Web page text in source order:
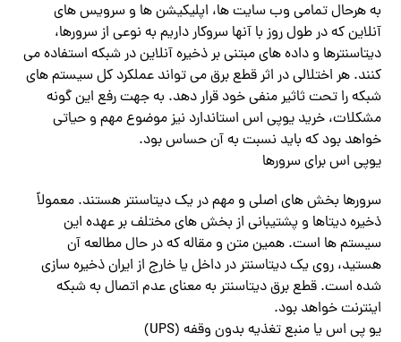
به هرحال تمامی وب سایت ها، اپلیکیشن ها و سرویس های
آنلاین که در طول روز با آنها سروکار داریم به نوعی از سرورها،
دیتاسنترها و داده های مبتنی بر ذخیره آنلاین در شبکه استفاده می
کنند. هر اختلالی در اثر قطع برق می تواند عملکرد کل سیستم های
شبکه را تحت ثاثیر منفی خود قرار دهد. به جهت رفع این گونه
مشکلات، خرید یوپی اس استاندارد نیز موضوع مهم و حیاتی
خواهد بود که باید نسبت به آن حساس بود.
یوپی اس برای سرورها
سرورها بخش های اصلی و مهم در یک دیتاسنتر هستند. معمولاً
ذخیره دیتاها و پشتیبانی از بخش های مختلف بر عهده این
سیستم ها است. همین متن و مقاله که در حال مطالعه آن
هستید، روی یک دیتاسنتر در داخل یا خارج از ایران ذخیره سازی
شده است. قطع برق دیتاسنتر به معنای عدم اتصال به شبکه
اینترنت خواهد بود.
یو پی اس یا منبع تغذیه بدون وقفه (UPS)